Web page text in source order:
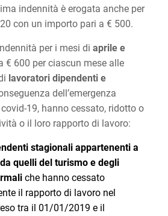
indennità è erogata anche per
con un importo pari a € 500.
per i mesi di aprile e
€ 600 per ciascun mese alle
lavoratori dipendenti e
dell’emergenza
19, hanno cessato, ridotto o
o il loro rapporto di lavoro:
stagionali appartenenti a
quelli del turismo e degli
che hanno cessato
il rapporto di lavoro nel
tra il 01/01/2019 e il